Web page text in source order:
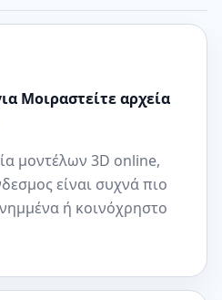
Μοιραστείτε αρχεία
μοντέλων 3D online,
είναι συχνά πιο
ή κοινόχρηστο